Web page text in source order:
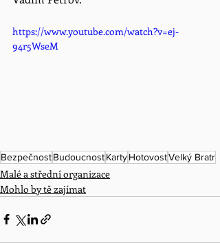
https://www.youtube.com/watch?v=ej-
94r5WseM
BezpečnostBudoucnostKartyHotovostVelký Bratr
Malé a střední organizace
Mohlo by tě zajímat